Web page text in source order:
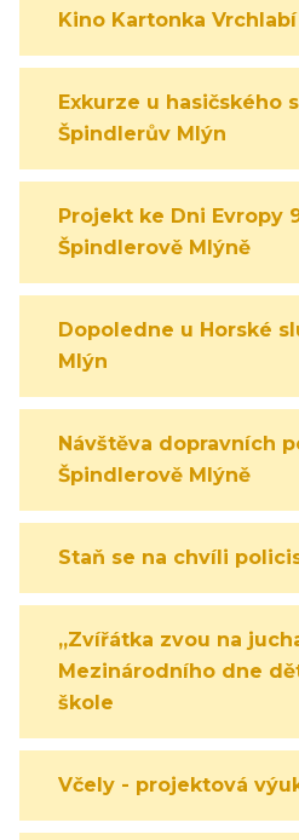
Kino Kartonka Vrchlabí
Exkurze u hasičského
Špindlerův Mlýn
Projekt ke Dni Evropy
Špindlerově Mlýně
Dopoledne u Horské
Mlýn
Návštěva dopravních
Špindlerově Mlýně
Staň se na chvíli
„Zvířátka zvou na
Mezinárodního dne
škole
Včely - projektová